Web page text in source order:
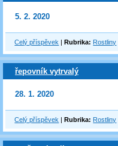
5. 2. 2020
Celý příspěvek |Rubrika: Rostliny
řepovník vytrvalý
28. 1. 2020
Celý příspěvek |Rubrika: Rostliny